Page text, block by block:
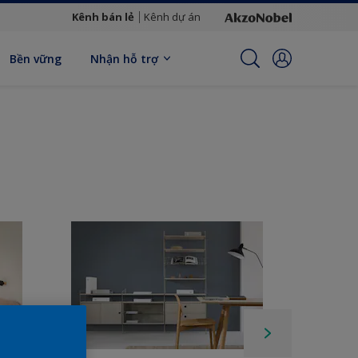
Kênh bán lẻ Kênh dự án
Bền vững Nhận hỗ trợ